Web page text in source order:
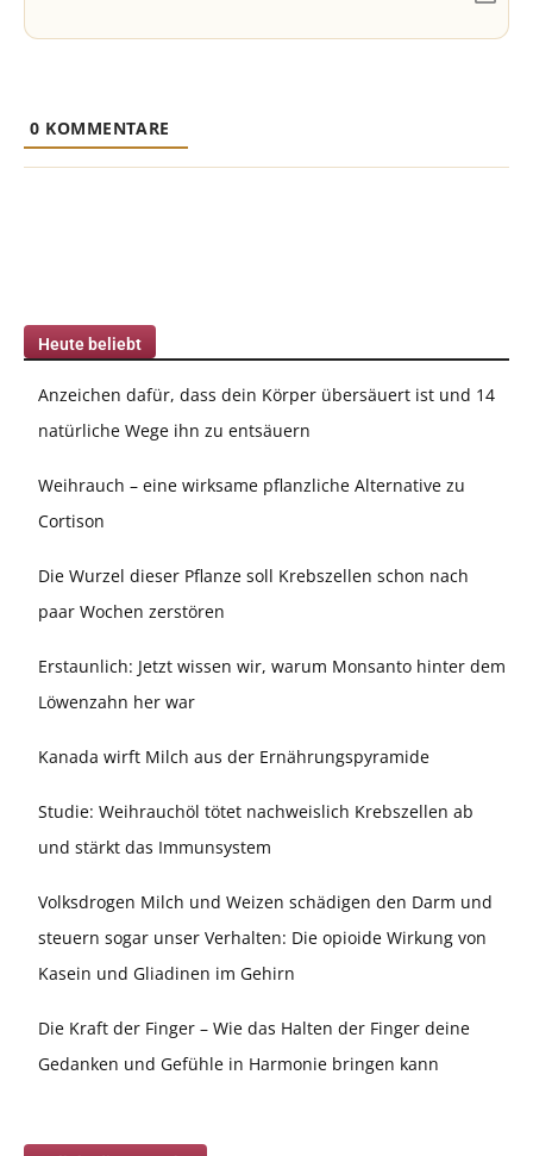
0 KOMMENTARE
Heute beliebt
Anzeichen dafür, dass dein Körper übersäuert ist und 14
natürliche Wege ihn zu entsäuern
Weihrauch – eine wirksame pflanzliche Alternative zu
Cortison
Die Wurzel dieser Pflanze soll Krebszellen schon nach
paar Wochen zerstören
Erstaunlich: Jetzt wissen wir, warum Monsanto hinter dem
Löwenzahn her war
Kanada wirft Milch aus der Ernährungspyramide
Studie: Weihrauchöl tötet nachweislich Krebszellen ab
und stärkt das Immunsystem
Volksdrogen Milch und Weizen schädigen den Darm und
steuern sogar unser Verhalten: Die opioide Wirkung von
Kasein und Gliadinen im Gehirn
Die Kraft der Finger – Wie das Halten der Finger deine
Gedanken und Gefühle in Harmonie bringen kann